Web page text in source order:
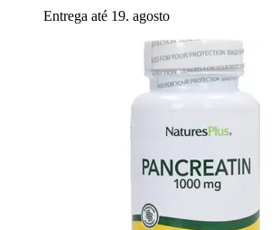
Entrega até 19. agosto